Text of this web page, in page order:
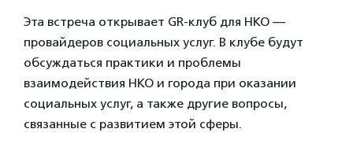
Эта встреча открывает GR-клуб для НКО —
провайдеров социальных услуг. В клубе будут
обсуждаться практики и проблемы
взаимодействия НКО и города при оказании
социальных услуг, а также другие вопросы,
связанные с развитием этой сферы.